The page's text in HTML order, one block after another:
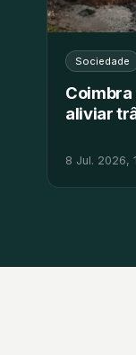
Sociedade
Coimbra
aliviar
8 Jul. 2026,